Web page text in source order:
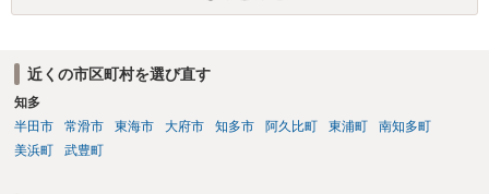
近くの市区町村を選び直す
知多
半田市
常滑市 東海市 大府市 知多市 阿久比町 東浦町
南知多町
美浜町
武豊町